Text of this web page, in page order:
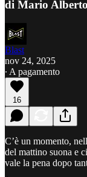
di Mario
Blast
nov 24, 2025
∙ A pagamento
16
C’è un momento,
del mattino suona e
vale la pena dopo